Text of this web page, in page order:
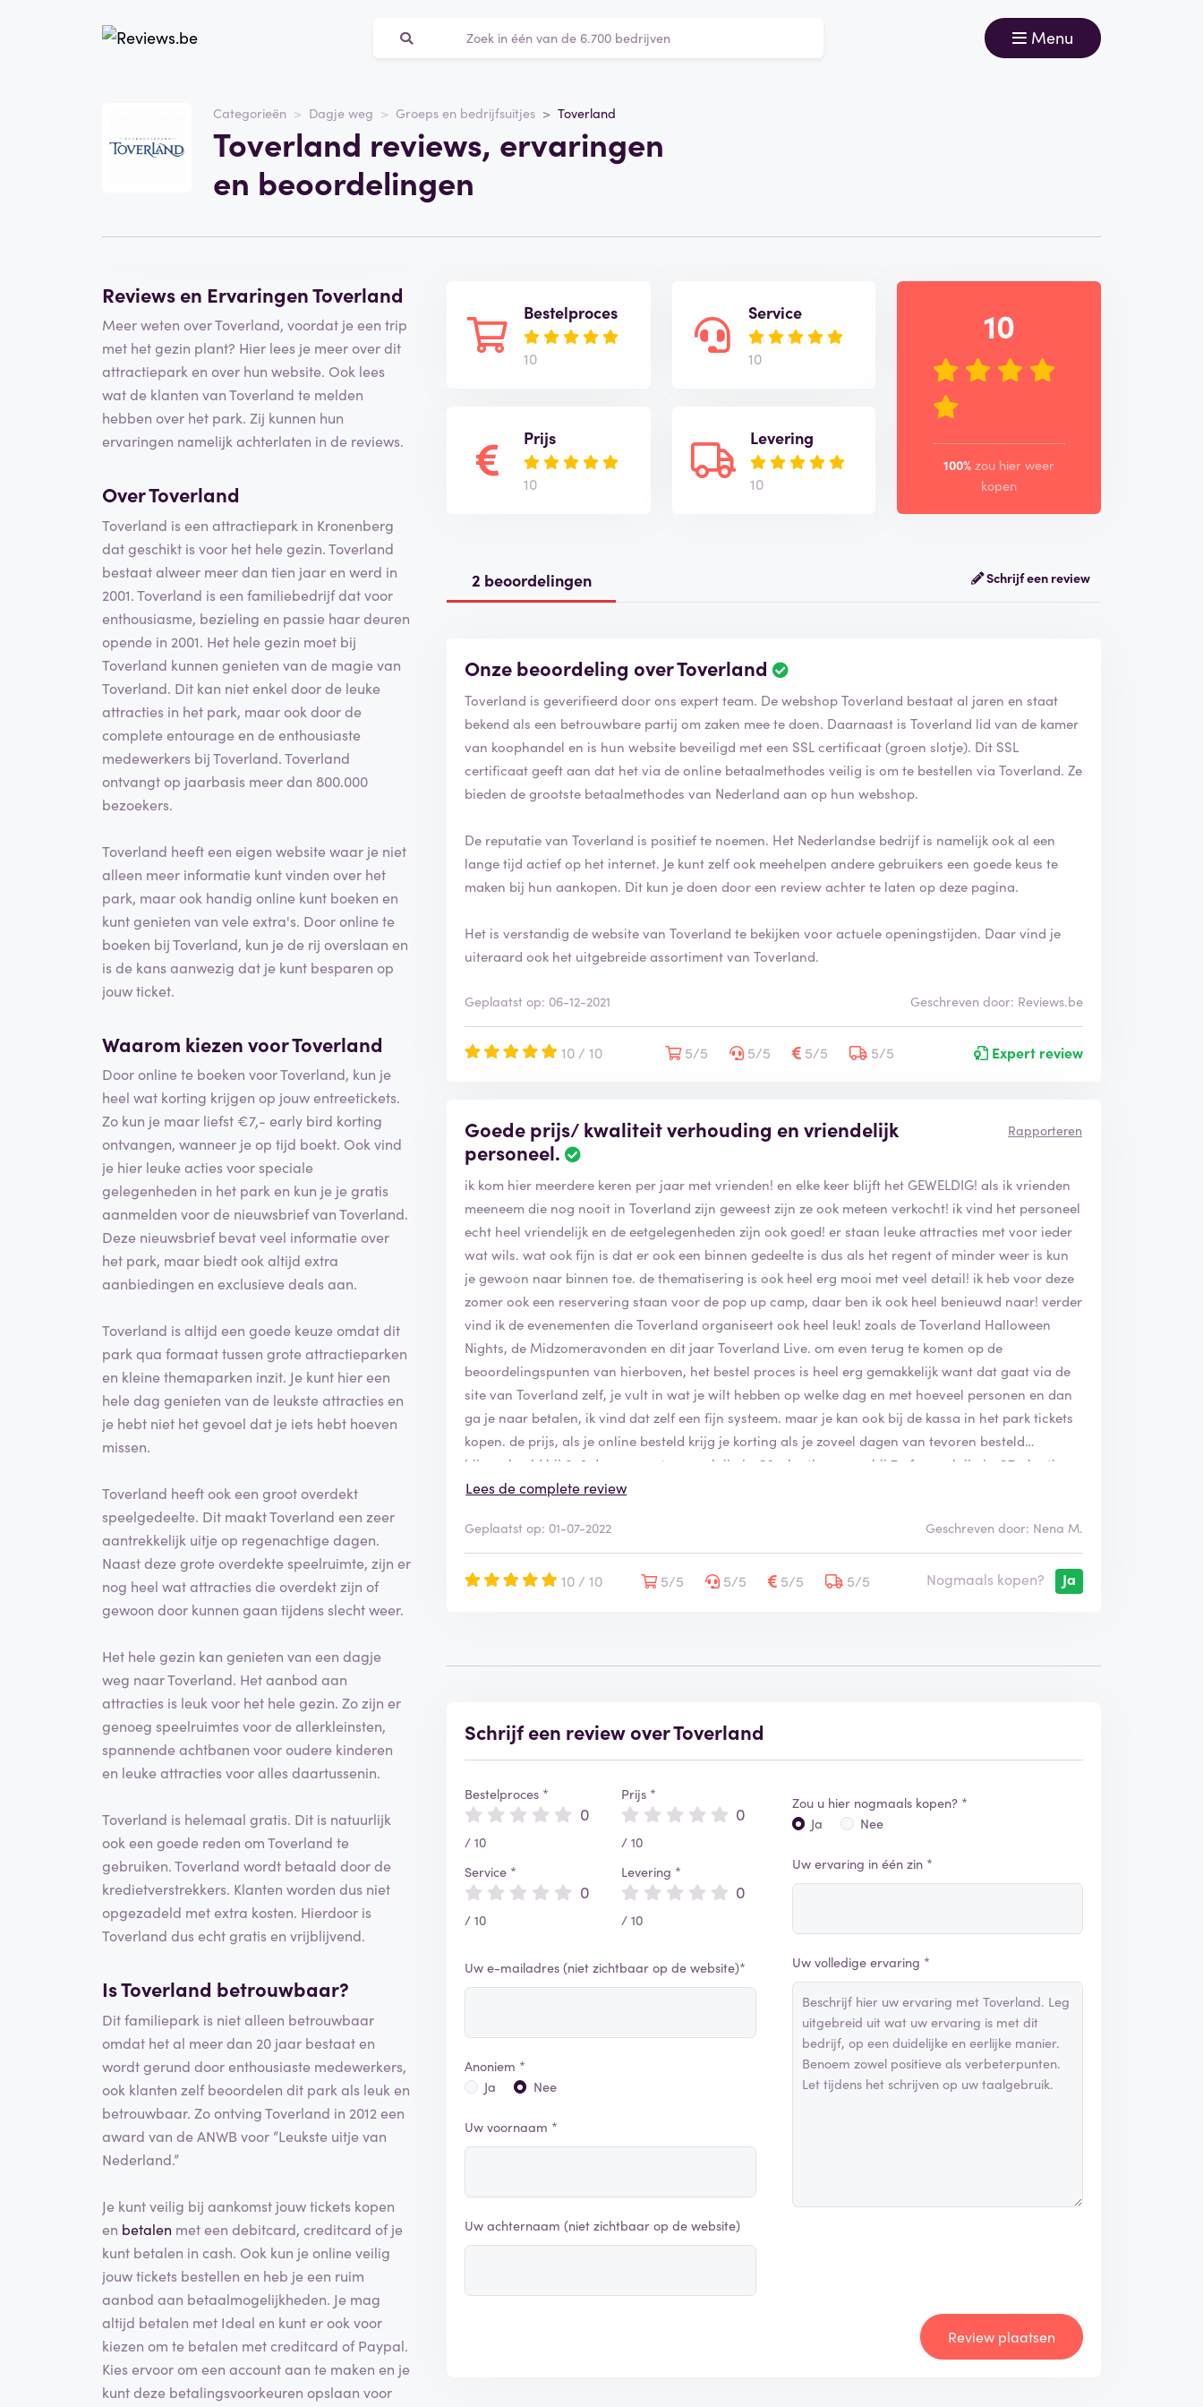
Menu
Categorieën Dagje weg Groeps en bedrijfsuitjes Toverland
Toverland reviews, ervaringen
en beoordelingen
Toverland
Categorie
Dagje weg
Reviews en Ervaringen Toverland
Meer weten over Toverland, voordat je een trip
met het gezin plant? Hier lees je meer over dit
attractiepark en over hun website. Ook lees
wat de klanten van Toverland te melden
hebben over het park. Zij kunnen hun
ervaringen namelijk achterlaten in de reviews.
Over Toverland
Toverland is een attractiepark in Kronenberg
dat geschikt is voor het hele gezin. Toverland
bestaat alweer meer dan tien jaar en werd in
2001. Toverland is een familiebedrijf dat voor
enthousiasme, bezieling en passie haar deuren
opende in 2001. Het hele gezin moet bij
Toverland kunnen genieten van de magie van
Toverland. Dit kan niet enkel door de leuke
attracties in het park, maar ook door de
complete entourage en de enthousiaste
medewerkers bij Toverland. Toverland
ontvangt op jaarbasis meer dan 800.000
bezoekers.
Toverland heeft een eigen website waar je niet
alleen meer informatie kunt vinden over het
park, maar ook handig online kunt boeken en
kunt genieten van vele extra's. Door online te
boeken bij Toverland, kun je de rij overslaan en
is de kans aanwezig dat je kunt besparen op
jouw ticket.
Waarom kiezen voor Toverland
Door online te boeken voor Toverland, kun je
heel wat korting krijgen op jouw entreetickets.
Zo kun je maar liefst €7,- early bird korting
ontvangen, wanneer je op tijd boekt. Ook vind
je hier leuke acties voor speciale
gelegenheden in het park en kun je je gratis
aanmelden voor de nieuwsbrief van Toverland.
Deze nieuwsbrief bevat veel informatie over
het park, maar biedt ook altijd extra
aanbiedingen en exclusieve deals aan.
Toverland is altijd een goede keuze omdat dit
park qua formaat tussen grote attractieparken
en kleine themaparken inzit. Je kunt hier een
hele dag genieten van de leukste attracties en
je hebt niet het gevoel dat je iets hebt hoeven
missen.
Toverland heeft ook een groot overdekt
speelgedeelte. Dit maakt Toverland een zeer
aantrekkelijk uitje op regenachtige dagen.
Naast deze grote overdekte speelruimte, zijn er
nog heel wat attracties die overdekt zijn of
gewoon door kunnen gaan tijdens slecht weer.
Het hele gezin kan genieten van een dagje
weg naar Toverland. Het aanbod aan
attracties is leuk voor het hele gezin. Zo zijn er
genoeg speelruimtes voor de allerkleinsten,
spannende achtbanen voor oudere kinderen
en leuke attracties voor alles daartussenin.
Toverland is helemaal gratis. Dit is natuurlijk
ook een goede reden om Toverland te
gebruiken. Toverland wordt betaald door de
kredietverstrekkers. Klanten worden dus niet
opgezadeld met extra kosten. Hierdoor is
Toverland dus echt gratis en vrijblijvend.
Is Toverland betrouwbaar?
Dit familiepark is niet alleen betrouwbaar
omdat het al meer dan 20 jaar bestaat en
wordt gerund door enthousiaste medewerkers,
ook klanten zelf beoordelen dit park als leuk en
betrouwbaar. Zo ontving Toverland in 2012 een
award van de ANWB voor “Leukste uitje van
Nederland.”
Je kunt veilig bij aankomst jouw tickets kopen
en betalen met een debitcard, creditcard of je
kunt betalen in cash. Ook kun je online veilig
jouw tickets bestellen en heb je een ruim
aanbod aan betaalmogelijkheden. Je mag
altijd betalen met Ideal en kunt er ook voor
kiezen om te betalen met creditcard of Paypal.
Kies ervoor om een account aan te maken en je
kunt deze betalingsvoorkeuren opslaan voor
Bestelproces
10
Prijs
10
Service
10
Levering
10
10
100% zou hier weer
kopen
2 beoordelingen Schrijf een review
Onze beoordeling over Toverland
B
o
o
r
d
e
l
n
g
i
s
e
v
e
f
e
Toverland is geverifieerd door ons expert team. De webshop Toverland bestaat al jaren en staat
bekend als een betrouwbare partij om zaken mee te doen. Daarnaast is Toverland lid van de kamer
van koophandel en is hun website beveiligd met een SSL certificaat (groen slotje). Dit SSL
certificaat geeft aan dat het via de online betaalmethodes veilig is om te bestellen via Toverland. Ze
bieden de grootste betaalmethodes van Nederland aan op hun webshop.
De reputatie van Toverland is positief te noemen. Het Nederlandse bedrijf is namelijk ook al een
lange tijd actief op het internet. Je kunt zelf ook meehelpen andere gebruikers een goede keus te
maken bij hun aankopen. Dit kun je doen door een review achter te laten op deze pagina.
Het is verstandig de website van Toverland te bekijken voor actuele openingstijden. Daar vind je
uiteraard ook het uitgebreide assortiment van Toverland.
Geplaatst op: 06-12-2021 Geschreven door: Reviews.be
10 / 10 5/5 5/5 5/5 5/5 Expert review
Goede prijs/ kwaliteit verhouding en vriendelijk
personeel.
B
o
o
r
d
e
l
i
n
g
i
s
g
e
v
e
r
i
r
Rapporteren
ik kom hier meerdere keren per jaar met vrienden! en elke keer blijft het GEWELDIG! als ik vrienden
meeneem die nog nooit in Toverland zijn geweest zijn ze ook meteen verkocht! ik vind het personeel
echt heel vriendelijk en de eetgelegenheden zijn ook goed! er staan leuke attracties met voor ieder
wat wils. wat ook fijn is dat er ook een binnen gedeelte is dus als het regent of minder weer is kun
je gewoon naar binnen toe. de thematisering is ook heel erg mooi met veel detail! ik heb voor deze
zomer ook een reservering staan voor de pop up camp, daar ben ik ook heel benieuwd naar! verder
vind ik de evenementen die Toverland organiseert ook heel leuk! zoals de Toverland Halloween
Nights, de Midzomeravonden en dit jaar Toverland Live. om even terug te komen op de
beoordelingspunten van hierboven, het bestel proces is heel erg gemakkelijk want dat gaat via de
site van Toverland zelf, je vult in wat je wilt hebben op welke dag en met hoeveel personen en dan
ga je naar betalen, ik vind dat zelf een fijn systeem. maar je kan ook bij de kassa in het park tickets
kopen. de prijs, als je online besteld krijg je korting als je zoveel dagen van tevoren besteld
bijvoorbeeld bij 0-6 dagen van tevoren krijg je €2,- korting maar bij 7 of meer krijg je €7,- korting.
de service, ik heb zelf nooit problemen gehad met de service maar als je naar toverland belt zijn de
vriendelijk en enthousiast! levering, ik vind persoonlijk een dagje Toverland GEWELDIG! er zijn nooit
hele lange wachtrijen ( met uitzondering met de evenementen omdat het dan vaak drukker is ) en
de attracties blijven even geweldig als de andere keren. stel je bent een beetje klaar met 1 attractie
Lees de complete review
Geplaatst op: 01-07-2022 Geschreven door: Nena M.
10 / 10 5/5 5/5 5/5 5/5 Nogmaals kopen? Ja
Schrijf een review over Toverland
Bestelproces *
0
/ 10
Service *
0
/ 10
Prijs *
0
/ 10
Levering *
0
/ 10
Uw e-mailadres (niet zichtbaar op de website)*
Anoniem *
Ja
Nee
Uw voornaam *
Uw achternaam (niet zichtbaar op de website)
Zou u hier nogmaals kopen? *
Ja
Nee
Uw ervaring in één zin *
Uw volledige ervaring *
Review plaatsen